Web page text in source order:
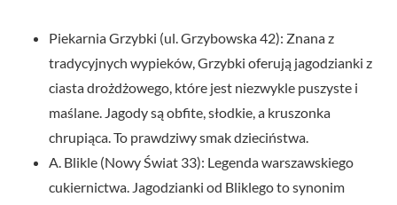
Piekarnia Grzybki (ul. Grzybowska 42): Znana z
tradycyjnych wypieków, Grzybki oferują jagodzianki z
ciasta drożdżowego, które jest niezwykle puszyste i
maślane. Jagody są obfite, słodkie, a kruszonka
chrupiąca. To prawdziwy smak dzieciństwa.
A. Blikle (Nowy Świat 33): Legenda warszawskiego
cukiernictwa. Jagodzianki od Bliklego to synonim